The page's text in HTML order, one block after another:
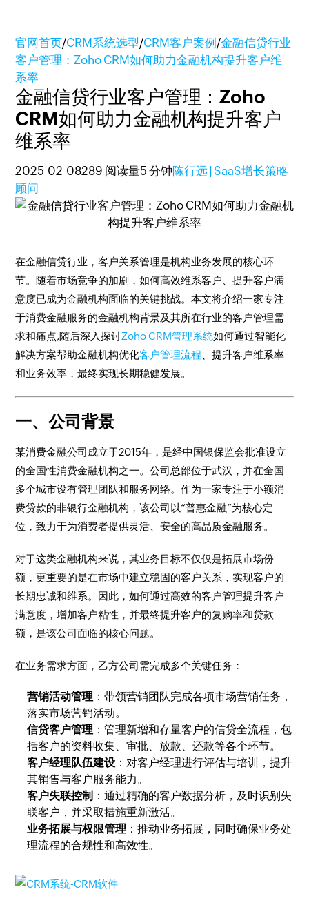
官网首页/CRM系统选型/CRM客户案例/金融信贷行业
客户管理：Zoho CRM如何助力金融机构提升客户维
系率
金融信贷行业客户管理：Zoho
CRM如何助力金融机构提升客户
维系率
2025-02-08289 阅读量5 分钟陈行远 | SaaS增长策略
顾问
在金融信贷行业，客户关系管理是机构业务发展的核心环
节。随着市场竞争的加剧，如何高效维系客户、提升客户满
意度已成为金融机构面临的关键挑战。本文将介绍一家专注
于消费金融服务的金融机构背景及其所在行业的客户管理需
求和痛点,随后深入探讨Zoho CRM管理系统如何通过智能化
解决方案帮助金融机构优化客户管理流程 、提升客户维系率
和业务效率，最终实现长期稳健发展。
一、公司背景
某消费金融公司成立于2015年，是经中国银保监会批准设立
的全国性消费金融机构之一。公司总部位于武汉，并在全国
多个城市设有管理团队和服务网络。作为一家专注于小额消
费贷款的非银行金融机构，该公司以“普惠金融”为核心定
位，致力于为消费者提供灵活、安全的高品质金融服务。
对于这类金融机构来说，其业务目标不仅仅是拓展市场份
额，更重要的是在市场中建立稳固的客户关系，实现客户的
长期忠诚和维系。因此，如何通过高效的客户管理提升客户
满意度，增加客户粘性，并最终提升客户的复购率和贷款
额，是该公司面临的核心问题。
在业务需求方面，乙方公司需完成多个关键任务：
营销活动管理 ：带领营销团队完成各项市场营销任务，
落实市场营销活动。
信贷客户管理 ：管理新增和存量客户的信贷全流程，包
括客户的资料收集、审批、放款、还款等各个环节。
客户经理队伍建设 ：对客户经理进行评估与培训，提升
其销售与客户服务能力。
客户失联控制 ：通过精确的客户数据分析，及时识别失
联客户，并采取措施重新激活。
业务拓展与权限管理 ：推动业务拓展，同时确保业务处
理流程的合规性和高效性。